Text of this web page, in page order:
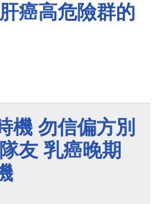
癌高危險群的
機 勿信偏方別
友 乳癌晚期